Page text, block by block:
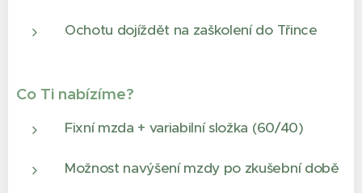
Ochotu dojíždět na zaškolení do Třince
Co Ti nabízíme?
Fixní mzda + variabilní složka (60/40)
Možnost navýšení mzdy po zkušební době